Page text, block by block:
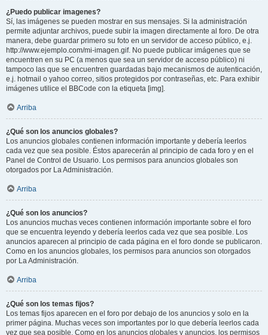
¿Puedo publicar imagenes?
Sí, las imágenes se pueden mostrar en sus mensajes. Si la administración
permite adjuntar archivos, puede subir la imagen directamente al foro. De otra
manera, debe guardar primero su foto en un servidor de acceso público, e.j.
http://www.ejemplo.com/mi-imagen.gif. No puede publicar imágenes que se
encuentren en su PC (a menos que sea un servidor de acceso público) ni
tampoco las que se encuentren guardadas bajo mecanismos de autenticación,
e.j. hotmail o yahoo correo, sitios protegidos por contraseñas, etc. Para exhibir
imágenes utilice el BBCode con la etiqueta [img].
Arriba
¿Qué son los anuncios globales?
Los anuncios globales contienen información importante y debería leerlos
cada vez que sea posible. Éstos aparecerán al principio de cada foro y en el
Panel de Control de Usuario. Los permisos para anuncios globales son
otorgados por La Administración.
Arriba
¿Qué son los anuncios?
Los anuncios muchas veces contienen información importante sobre el foro
que se encuentra leyendo y debería leerlos cada vez que sea posible. Los
anuncios aparecen al principio de cada página en el foro donde se publicaron.
Como en los anuncios globales, los permisos para anuncios son otorgados
por La Administración.
Arriba
¿Qué son los temas fijos?
Los temas fijos aparecen en el foro por debajo de los anuncios y solo en la
primer página. Muchas veces son importantes por lo que debería leerlos cada
vez que sea posible. Como en los anuncios globales y anuncios, los permisos